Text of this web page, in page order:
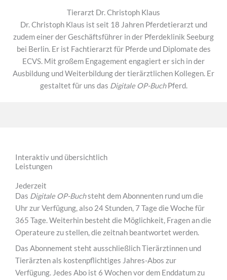
Tierarzt Dr. Christoph Klaus
Dr. Christoph Klaus ist seit 18 Jahren Pferdetierarzt und
zudem einer der Geschäftsführer in der Pferdeklinik Seeburg
bei Berlin. Er ist Fachtierarzt für Pferde und Diplomate des
ECVS. Mit großem Engagement engagiert er sich in der
Ausbildung und Weiterbildung der tierärztlichen Kollegen. Er
gestaltet für uns das Digitale OP-BuchPferd.
Interaktiv und übersichtlich
Leistungen
Jederzeit
Das Digitale OP-Buchsteht dem Abonnenten rund um die
Uhr zur Verfügung, also 24 Stunden, 7 Tage die Woche für
365 Tage. Weiterhin besteht die Möglichkeit, Fragen an die
Operateure zu stellen, die zeitnah beantwortet werden.
Das Abonnement steht ausschließlich Tierärztinnen und
Tierärzten als kostenpflichtiges Jahres-Abos zur
Verfügung. Jedes Abo ist 6 Wochen vor dem Enddatum zu